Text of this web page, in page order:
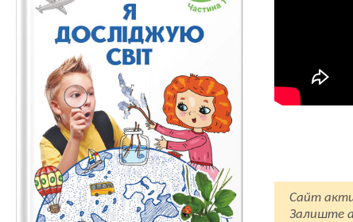
Сайт
Залиште